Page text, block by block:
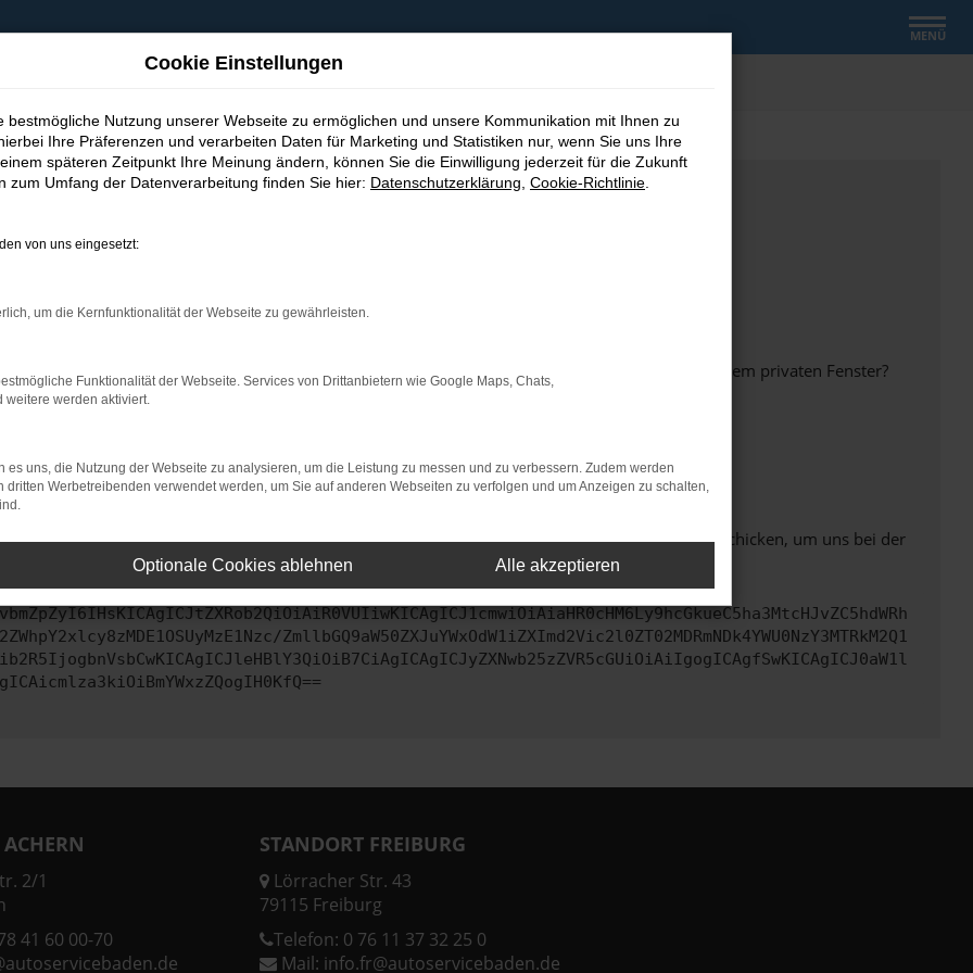
MENÜ
bestimmter Seiten verhindern. Funktioniert die Seite in einem anderen Browser oder in einem privaten Fenster?
beheben.
auf dem neuesten Stand sind.
kann auch dazu führen, dass bestimmte Funktionen nicht mehr unterstützt werden.
uns bitte. Wir werden versuchen, das Problem zu beheben. Du kannst uns diesen Text schicken, um uns bei der
ZmllbGQ9aW50ZXJuYWxOdW1iZXImd2Vic2l0ZT02MDRmNDk4YWU0NzY3MTRkM2Q1
2/1
41 60 00-70
STANDORT FREIBURG
Lörracher Str. 43
79115 Freiburg
Telefon: 0 76 11 37 32 25 0
Mail: info.fr@autoservicebaden.de
Cookie Einstellungen
bestmögliche Nutzung unserer Webseite zu ermöglichen und unsere Kommunikation mit Ihnen zu
Ihre Präferenzen und verarbeiten Daten für Marketing und Statistiken nur, wenn Sie uns Ihre
späteren Zeitpunkt Ihre Meinung ändern, können Sie die Einwilligung jederzeit für die Zukunft
zum Umfang der Datenverarbeitung finden Sie hier: Datenschutzerklärung Cookie-Richtlinie
von uns eingesetzt:
um die Kernfunktionalität der Webseite zu gewährleisten.
Funktionalität der Webseite. Services von Drittanbietern wie Google Maps, Chats,
weitere werden aktiviert.
es uns, die Nutzung der Webseite zu analysieren, um die Leistung zu messen und zu verbessern. Zudem werden
dritten Werbetreibenden verwendet werden, um Sie auf anderen Webseiten zu verfolgen und um Anzeigen zu schalten,
Optionale Cookies ablehnen Alle akzeptieren